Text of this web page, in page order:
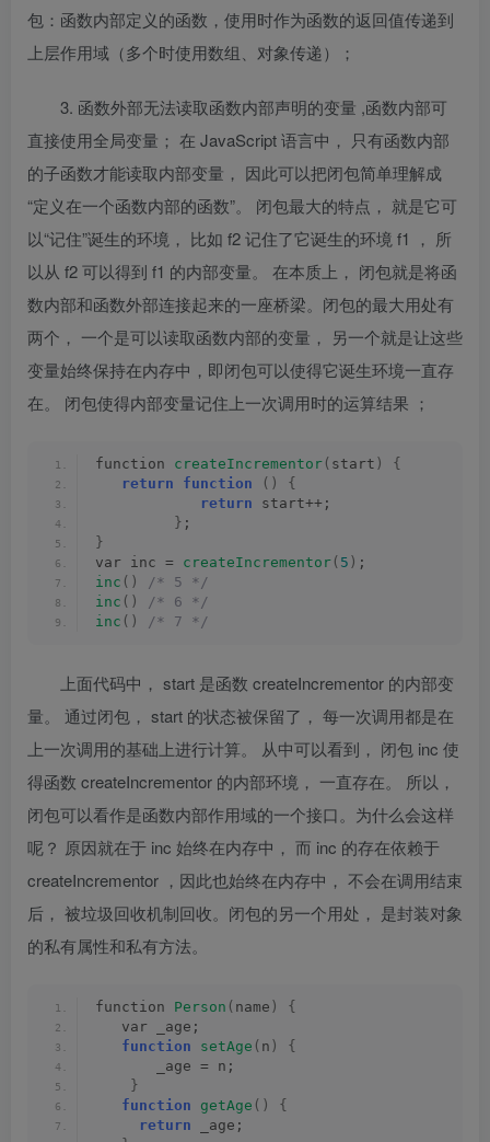
包：函数内部定义的函数，使用时作为函数的返回值传递到
上层作用域（多个时使用数组、对象传递）；
3. 函数外部无法读取函数内部声明的变量 ,函数内部可
直接使用全局变量； 在 JavaScript语言中， 只有函数内部
的子函数才能读取内部变量， 因此可以把闭包简单理解成
“定义在一个函数内部的函数”。 闭包最大的特点， 就是它可
以“记住”诞生的环境， 比如 f2记住了它诞生的环境f1
， 所
以从 f2可以得到 f1 的内部变量。 在本质上， 闭包就是将函
数内部和函数外部连接起来的一座桥梁。闭包的最大用处有
两个， 一个是可以读取函数内部的变量， 另一个就是让这些
变量始终保持在内存中，即闭包可以使得它诞生环境一直存
在。 闭包使得内部变量记住上一次调用时的运算结果 ；
function createIncrementor ( start )
{
return
function ()
{
return start++;
} ;
}
var inc = createIncrementor ( 5 ) ;
inc ()
/* 5 */
inc ()
/* 6 */
inc () /* 7 */
上面代码中， start 是函数 createIncrementor 的内部变
量。 通过闭包， start 的状态被保留了， 每一次调用都是在
上一次调用的基础上进行计算。 从中可以看到， 闭包 inc 使
得函数 createIncrementor 的内部环境， 一直存在。 所以，
闭包可以看作是函数内部作用域的一个接口。为什么会这样
呢？ 原因就在于 inc 始终在内存中， 而 inc 的存在依赖于
createIncrementor ，因此也始终在内存中， 不会在调用结束
后， 被垃圾回收机制回收。闭包的另一个用处， 是封装对象
的私有属性和私有方法。
function Person ( name )
{
   var _age;
function
setAge ( n )
{
       _age = n;
}
function
getAge ()
{
return _age;